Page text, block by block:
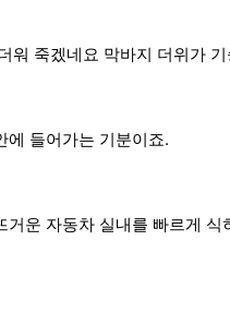
워 죽겠네요 막바지 더위가
에 들어가는 기분이죠.
거운 자동차 실내를 빠르게